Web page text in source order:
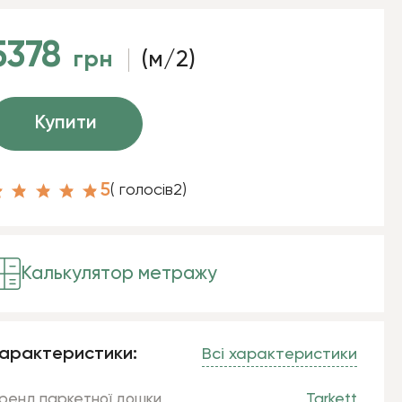
грн (м/2)
Купити
5( голосів2)
Калькулятор метражу
Всі характеристики